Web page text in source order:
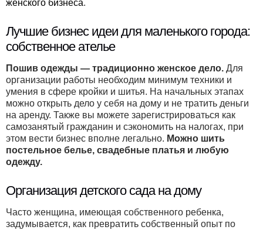
женского бизнеса.
Лучшие бизнес идеи для маленького города:
собственное ателье
Пошив одежды — традиционно женское дело. Для
организации работы необходим минимум техники и
умения в сфере кройки и шитья. На начальных этапах
можно открыть дело у себя на дому и не тратить деньги
на аренду. Также вы можете зарегистрироваться как
самозанятый гражданин и сэкономить на налогах, при
этом вести бизнес вполне легально. Можно шить
постельное белье, свадебные платья и любую
одежду.
Организация детского сада на дому
Часто женщина, имеющая собственного ребенка,
задумывается, как превратить собственный опыт по